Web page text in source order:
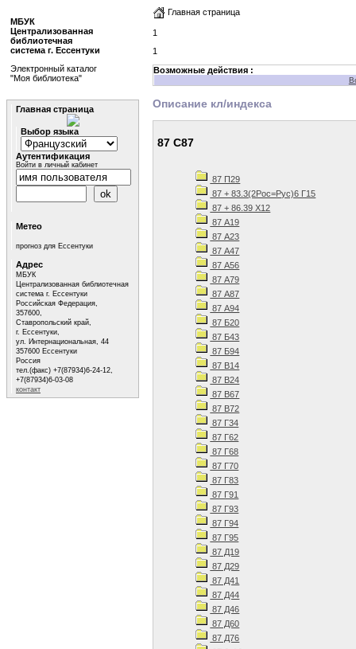
Главная страница
1
1
Возможные действия :
Описание кл/индекса
87 С87
87 П29
87 + 83.3(2Рос=Рус)6 Г15
87 + 86.39 Х12
87 А19
87 А23
87 А47
87 А56
87 А79
87 А87
87 А94
87 Б20
87 Б43
87 Б94
87 В14
87 В24
87 В67
87 В72
87 Г34
87 Г62
87 Г68
87 Г70
87 Г83
87 Г91
87 Г93
87 Г94
87 Г95
87 Д19
87 Д29
87 Д41
87 Д44
87 Д46
87 Д60
87 Д76
МБУК
Централизованная
библиотечная
система г. Ессентуки
Электронный каталог
"Моя библиотека"
Главная страница
Выбор языка
Аутентификация
Войти в личный кабинет
Метео
прогноз для Ессентуки
Адрес
МБУК
Централизованная библиотечная
система г. Ессентуки
Российская Федерация,
357600,
Ставропольский край,
г. Ессентуки,
ул. Интернациональная, 44
357600 Ессентуки
Россия
тел.(факс) +7(87934)6-24-12,
+7(87934)6-03-08
контакт